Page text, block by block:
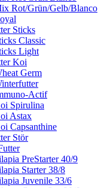
Rot/Grün/Gelb/Blanco
Sticks
Classic
Light
Koi
Germ
Actif
Spirulina
Astax
Capsanthine
Stör
PreStarter 40/9
Starter 38/8
Juvenile 33/6